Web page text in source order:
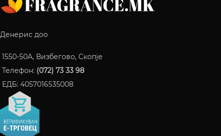
Денерис доо
1550-50A, Визбегово, Скопје
Телефон: (072) 73 33 98
ЕДБ: 4057016535008